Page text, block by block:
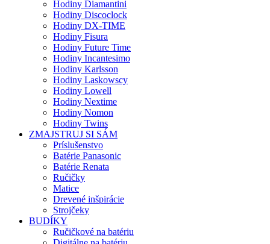
Hodiny Diamantini
Hodiny Discoclock
Hodiny DX-TIME
Hodiny Fisura
Hodiny Future Time
Hodiny Incantesimo
Hodiny Karlsson
Hodiny Laskowscy
Hodiny Lowell
Hodiny Nextime
Hodiny Nomon
Hodiny Twins
ZMAJSTRUJ SI SÁM
Príslušenstvo
Batérie Panasonic
Batérie Renata
Ručičky
Matice
Drevené inšpirácie
Strojčeky
BUDÍKY
Ručičkové na batériu